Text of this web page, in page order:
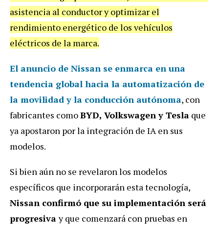
asistencia al conductor y optimizar el
rendimiento energético de los vehículos
eléctricos de la marca.
El anuncio de Nissan se enmarca en una
tendencia global hacia la automatización de
la movilidad y la conducción autónoma, con
fabricantes comoBYD, Volkswagen y Tesla que
ya apostaron por la integración de IA en sus
modelos.
Si bien aún no se revelaron los modelos
específicos que incorporarán esta tecnología,
Nissan confirmó que su implementación será
progresivay que comenzará con pruebas en